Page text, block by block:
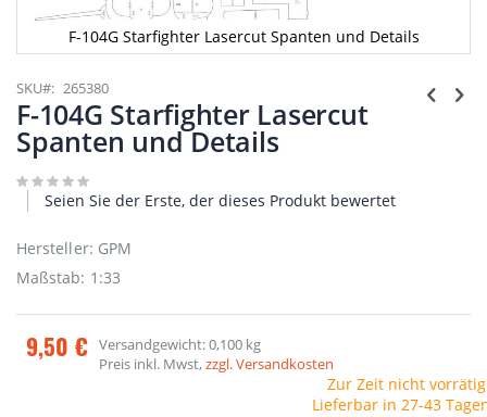
F-104G Starfighter Lasercut Spanten und Details
Anfang
der
Bildgalerie
springen
SKU 265380
F-104G Starfighter Lasercut
Spanten und Details
Seien Sie der Erste, der dieses Produkt bewertet
Hersteller: GPM
Maßstab: 1:33
9,50 € Versandgewicht: 0,100 kg
Preis inkl. Mwst,zzgl. Versandkosten
Zur Zeit nicht
Lieferbar in 27-43